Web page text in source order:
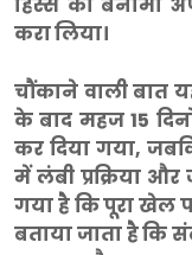
हिस्से का बैनामा
करा लिया।
चौंकाने वाली बात
के बाद महज 15
कर दिया गया,
में लंबी प्रक्रिया
गया है कि पूरा खेल
बताया जाता है कि